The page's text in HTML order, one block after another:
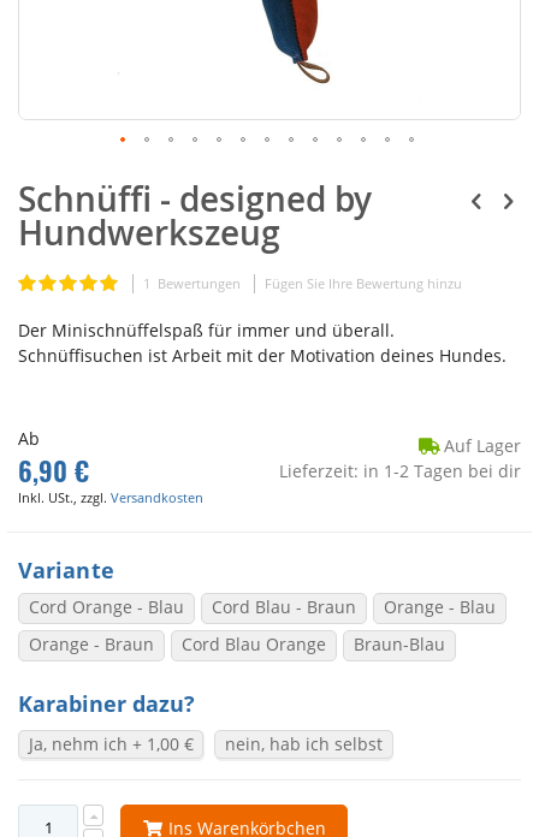
Schnüffi - designed by
Hundwerkszeug
Bewertung: 1 Bewertungen Fügen Sie Ihre Bewertung hinzu
Der Minischnüffelspaß für immer und überall.
Schnüffisuchen ist Arbeit mit der Motivation deines Hundes.
Ab
6,90 €
Inkl. USt., zzgl. Versandkosten
Auf Lager
Lieferzeit: in 1-2 Tagen bei dir
Variante
Cord Orange - Blau Cord Blau - Braun
Orange - Blau
Orange - Braun
Cord Blau Orange Braun-Blau
Karabiner dazu?
Ja, nehm ich + 1,00 € nein, hab ich selbst
Ins Warenkörbchen